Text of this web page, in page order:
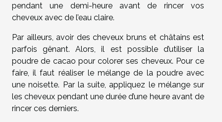
pendant une demi-heure avant de rincer vos
cheveux avec de l’eau claire.
Par ailleurs, avoir des cheveux bruns et châtains est
parfois gênant. Alors, il est possible d’utiliser la
poudre de cacao pour colorer ses cheveux. Pour ce
faire, il faut réaliser le mélange de la poudre avec
une noisette. Par la suite, appliquez le mélange sur
les cheveux pendant une durée d’une heure avant de
rincer ces derniers.